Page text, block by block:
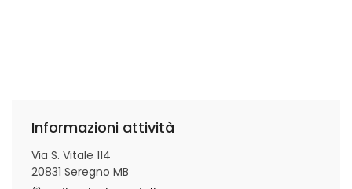
Informazioni attività
Via S. Vitale 114
20831 Seregno MB